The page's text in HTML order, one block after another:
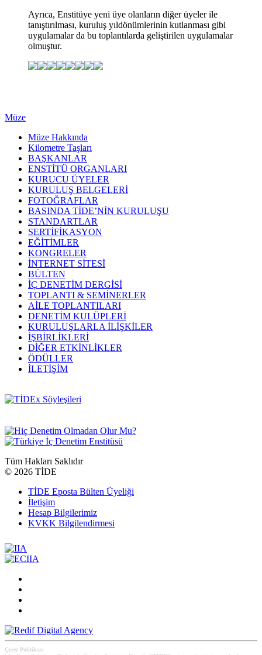
Ayrıca, Enstitüye yeni üye olanların diğer üyeler ile
tanıştırılması, kuruluş yıldönümlerinin kutlanması gibi
uygulamalar da bu toplantılarda geliştirilen uygulamalar
olmuştur.
Müze
Müze Hakkında
Kilometre Taşları
BAŞKANLAR
ENSTİTÜ ORGANLARI
KURUCU ÜYELER
KURULUŞ BELGELERİ
FOTOĞRAFLAR
BASINDA TİDE’NİN KURULUŞU
STANDARTLAR
SERTİFİKASYON
EĞİTİMLER
KONGRELER
İNTERNET SİTESİ
BÜLTEN
İÇ DENETİM DERGİSİ
TOPLANTI & SEMİNERLER
AİLE TOPLANTILARI
DENETİM KULÜPLERİ
KURULUŞLARLA İLİŞKİLER
İŞBİRLİKLERİ
DİĞER ETKİNLİKLER
ÖDÜLLER
İLETİŞİM
Tüm Hakları Saklıdır
© 2026 TİDE
TİDE Eposta Bülten Üyeliği
İletişim
Hesap Bilgilerimiz
KVKK Bilgilendirmesi
Çerez Politikası